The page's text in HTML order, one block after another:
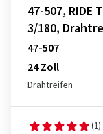
47-507, RIDE
3/180,
47-507
24 Zoll
Drahtreifen
(1)